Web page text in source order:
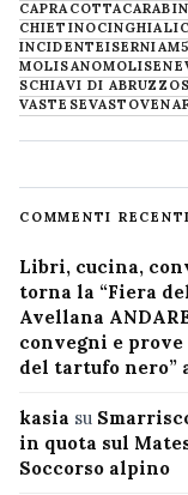
CAPRACOTTA
CHIETINOCINGHIALI
INCIDENTEISERNIA
MOLISANOMOLISE
SCHIAVI DI ABRUZZO
VASTESEVASTO
COMMENTI RECENTI
Libri, cucina,
torna la “Fiera
Avellana
convegni e
del tartufo nero”
kasia su
in quota sul
Soccorso alpino